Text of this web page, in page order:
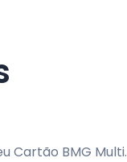
Cartão BMG Multi.